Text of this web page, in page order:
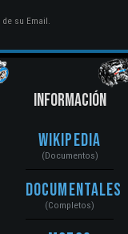
de su Email.
INFORMACIÓN
Wikipedia
(Documentos)
Documentales
(Completos)